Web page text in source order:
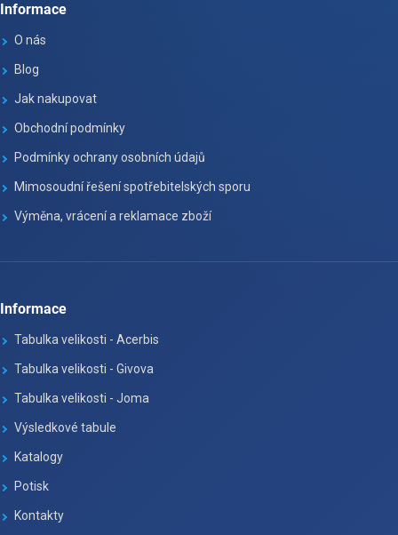
Informace
O nás
Blog
Jak nakupovat
Obchodní podmínky
Podmínky ochrany osobních údajů
Mimosoudní řešení spotřebitelských sporu
Výměna, vrácení a reklamace zboží
Informace
Tabulka velikosti - Acerbis
Tabulka velikosti - Givova
Tabulka velikosti - Joma
Výsledkové tabule
Katalogy
Potisk
Kontakty